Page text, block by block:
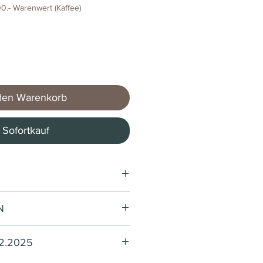
Warenwert (Kaffee)
Warenkorb
Sofortkauf